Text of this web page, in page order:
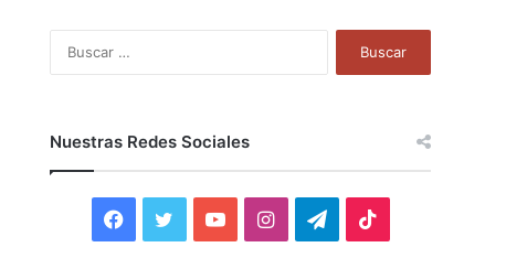
Nuestras Redes Sociales
F
Y
I
T